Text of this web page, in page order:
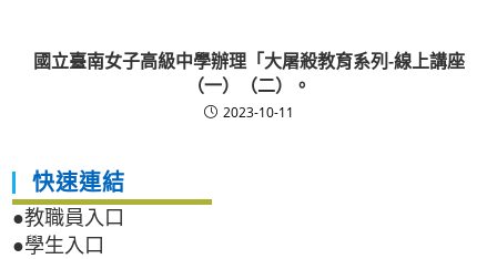
國立臺南女子高級中學辦理「大屠殺教育系列-線上講座
（一）（二）。
2023-10-11
快速連結
●教職員入口
●學生入口